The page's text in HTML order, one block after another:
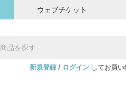
ウェブチケット
新規登録/ ログインしてお買い